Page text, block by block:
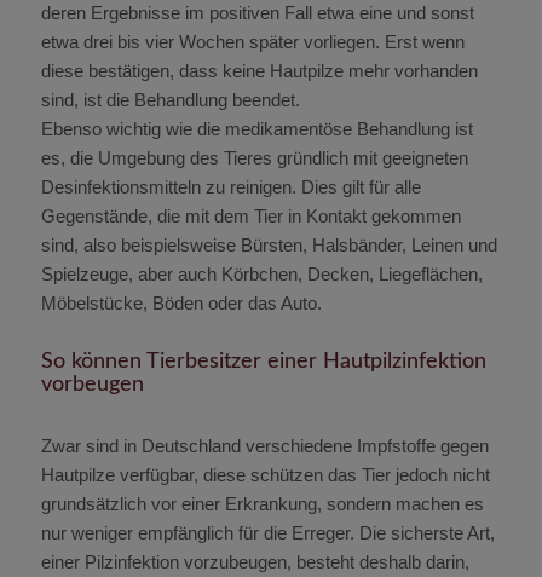
deren Ergebnisse im positiven Fall etwa eine und sonst
etwa drei bis vier Wochen später vorliegen. Erst wenn
diese bestätigen, dass keine Hautpilze mehr vorhanden
sind, ist die Behandlung beendet.
Ebenso wichtig wie die medikamentöse Behandlung ist
es, die Umgebung des Tieres gründlich mit geeigneten
Desinfektionsmitteln zu reinigen. Dies gilt für alle
Gegenstände, die mit dem Tier in Kontakt gekommen
sind, also beispielsweise Bürsten, Halsbänder, Leinen und
Spielzeuge, aber auch Körbchen, Decken, Liegeflächen,
Möbelstücke, Böden oder das Auto.
So können Tierbesitzer einer Hautpilzinfektion
vorbeugen
Zwar sind in Deutschland verschiedene Impfstoffe gegen
Hautpilze verfügbar, diese schützen das Tier jedoch nicht
grundsätzlich vor einer Erkrankung, sondern machen es
nur weniger empfänglich für die Erreger. Die sicherste Art,
einer Pilzinfektion vorzubeugen, besteht deshalb darin,